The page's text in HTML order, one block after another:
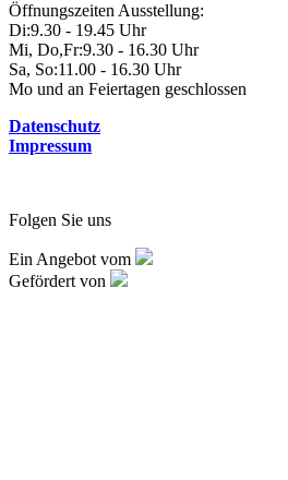
Öffnungszeiten Ausstellung:
Di:9.30 - 19.45 Uhr
Mi, Do,Fr:9.30 - 16.30 Uhr
Sa, So:11.00 - 16.30 Uhr
Mo und an Feiertagen geschlossen
Datenschutz
Impressum
Folgen Sie uns
Ein Angebot vom
Gefördert von